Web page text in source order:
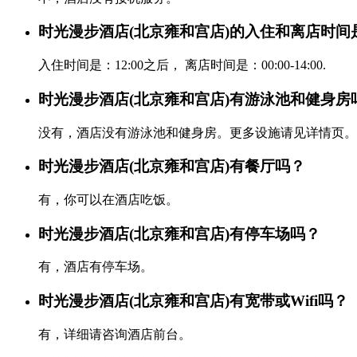
时光漫步酒店(北京雍和宫店)的入住和离店时间
入住时间是：12:00之后， 离店时间是：00:00-14:00.
时光漫步酒店(北京雍和宫店)有游泳池和健身房
没有，酒店没有游泳池和健身房。更多设施请见详情页。
时光漫步酒店(北京雍和宫店)有餐厅吗？
有，你可以在酒店吃饭。
时光漫步酒店(北京雍和宫店)有停车场吗？
有，酒店有停车场。
时光漫步酒店(北京雍和宫店)有宽带或Wifi吗？
有，详细请咨询酒店前台。